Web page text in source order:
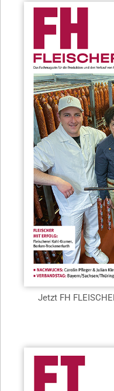
Jetzt FH